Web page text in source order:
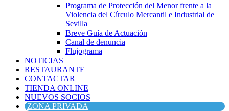
Programa de Protección del Menor frente a la
Violencia del Círculo Mercantil e Industrial de
Sevilla
Breve Guía de Actuación
Canal de denuncia
Flujograma
NOTICIAS
RESTAURANTE
CONTACTAR
TIENDA ONLINE
NUEVOS SOCIOS
ZONA PRIVADA